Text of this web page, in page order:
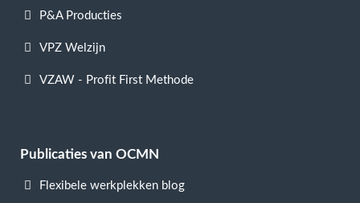
P&A Producties
VPZ Welzijn
VZAW - Profit First Methode
Publicaties van OCMN
Flexibele werkplekken blog